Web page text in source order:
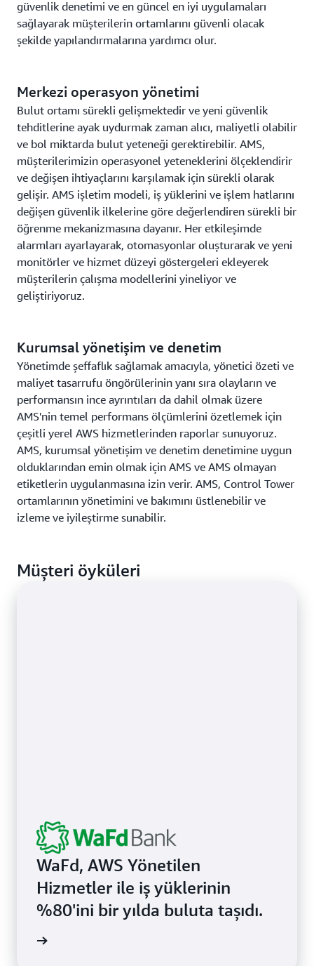
güvenlik denetimi ve en güncel en iyi uygulamaları
sağlayarak müşterilerin ortamlarını güvenli olacak
şekilde yapılandırmalarına yardımcı olur.
Merkezi operasyon yönetimi
Bulut ortamı sürekli gelişmektedir ve yeni güvenlik
tehditlerine ayak uydurmak zaman alıcı, maliyetli olabilir
ve bol miktarda bulut yeteneği gerektirebilir. AMS,
müşterilerimizin operasyonel yeteneklerini ölçeklendirir
ve değişen ihtiyaçlarını karşılamak için sürekli olarak
gelişir. AMS işletim modeli, iş yüklerini ve işlem hatlarını
değişen güvenlik ilkelerine göre değerlendiren sürekli bir
öğrenme mekanizmasına dayanır. Her etkileşimde
alarmları ayarlayarak, otomasyonlar oluşturarak ve yeni
monitörler ve hizmet düzeyi göstergeleri ekleyerek
müşterilerin çalışma modellerini yineliyor ve
geliştiriyoruz.
Kurumsal yönetişim ve denetim
Yönetimde şeffaflık sağlamak amacıyla, yönetici özeti ve
maliyet tasarrufu öngörülerinin yanı sıra olayların ve
performansın ince ayrıntıları da dahil olmak üzere
AMS'nin temel performans ölçümlerini özetlemek için
çeşitli yerel AWS hizmetlerinden raporlar sunuyoruz.
AMS, kurumsal yönetişim ve denetim denetimine uygun
olduklarından emin olmak için AMS ve AMS olmayan
etiketlerin uygulanmasına izin verir. AMS, Control Tower
ortamlarının yönetimini ve bakımını üstlenebilir ve
izleme ve iyileştirme sunabilir.
Müşteri öyküleri
WaFd, AWS Yönetilen
Hizmetler ile iş yüklerinin
%80'ini bir yılda buluta taşıdı.